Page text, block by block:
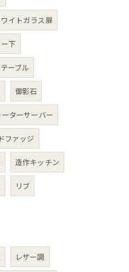
イトガラス扉
下
ーブル
御影石
ーターサーバー
ファッジ
造作キッチン
リブ
レザー調